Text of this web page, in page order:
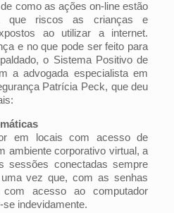
como as ações on-line estão
que riscos as crianças e
ao utilizar a internet.
e no que pode ser feito para
o Sistema Positivo de
a advogada especialista em
Patrícia Peck, que deu
em locais com acesso de
ambiente corporativo virtual, a
sessões conectadas sempre
vez que, com as senhas
com acesso ao computador
indevidamente.